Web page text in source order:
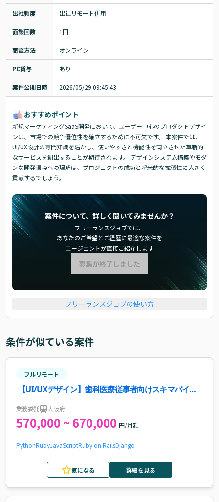
出社頻度 出社リモート併用
面談回数 1回
商談方法 オンライン
PC貸与 あり
案件公開日時 2026/05/29 09:45:43
おすすめポイント
新規マーケティングSaaS開発において、ユーザー中心のプロダクトデザイ
ンは、市場での競争優位性を確立するために不可欠です。 本案件では、
UI/UX設計の専門知識を活かし、使いやすさと機能性を両立させた革新的
なサービスを創出することが期待されます。 デザインシステム構築やモダ
ンな開発環境への理解は、プロジェクトの成功と将来的な拡張性に大きく
貢献するでしょう。
案件について、詳しく聞いてみませんか？
フリーランスジョブでは、
あなたのご希望とご経歴に最適な案件を
エージェントが直接ご紹介します
募集が終了しました
フリーランスジョブの使い方
条件が似ている案件
フルリモート
【UI/UXデザイン】歯科医療従事者向けスキマバイト
業務委託 大阪府
570,000 ~ 670,000 円/月額
PythonRubyJavaScriptRuby on RailsDjango
気になる 詳細を見る